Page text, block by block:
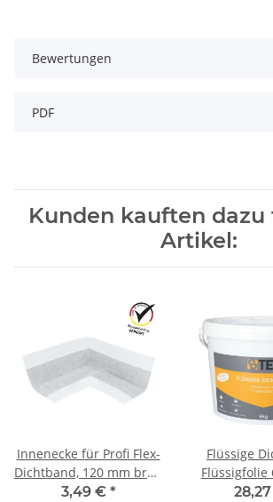
Bewertungen
PDF
Kunden kauften dazu
Artikel:
Innenecke für Profi Flex-
Dichtband, 120 mm breit
BTEC
3,49 € *
Flüssige
Flüssigfolie